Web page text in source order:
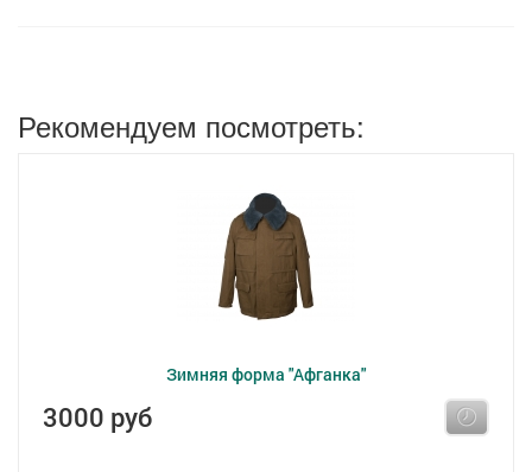
Рекомендуем посмотреть:
Зимняя форма "Афганка"
3000 руб